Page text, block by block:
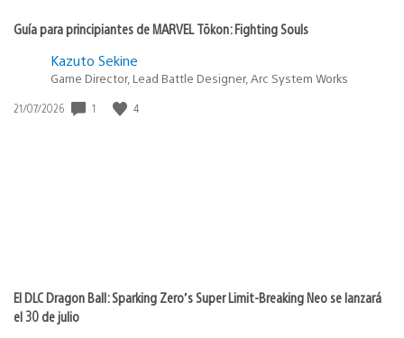
Guía para principiantes de MARVEL Tōkon: Fighting Souls
Kazuto Sekine
Game Director, Lead Battle Designer, Arc System Works
Fecha
21/07/2026 1 4
El DLC Dragon Ball: Sparking Zero’s Super Limit-Breaking Neo se lanzará
el 30 de julio